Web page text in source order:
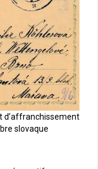
d’affranchissement
slovaque